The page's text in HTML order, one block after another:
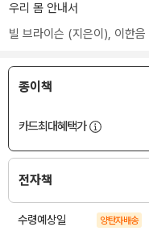
우리 몸 안내서
빌 브라이슨 (지은이), 이한음
종이책
카드최대혜택가
전자책
수령예상일 양탄자배송